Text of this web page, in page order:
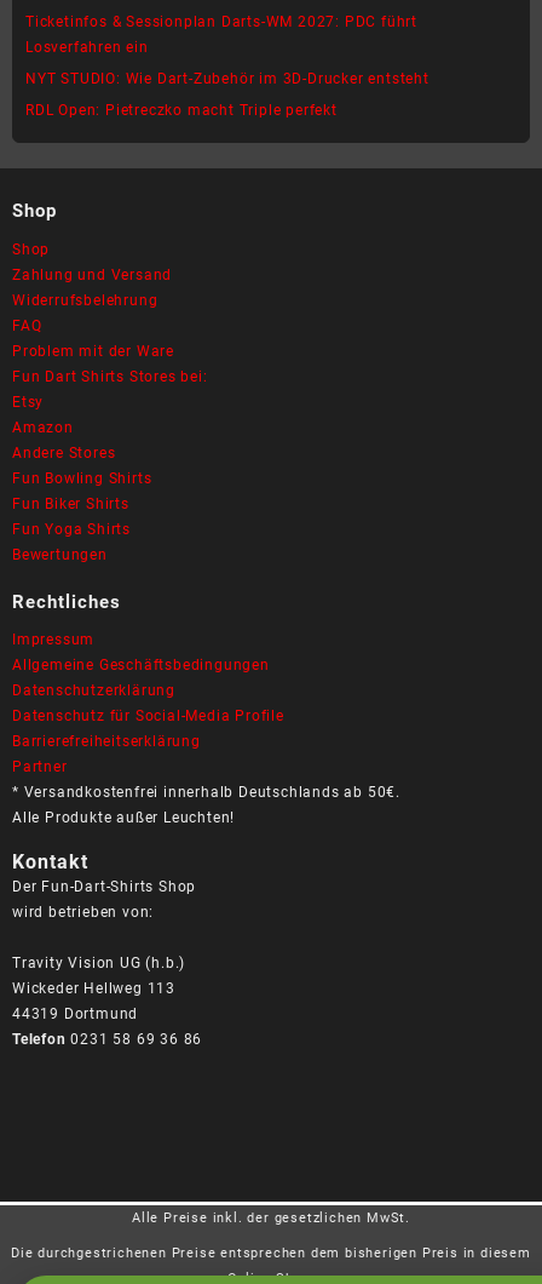
Ticketinfos & Sessionplan Darts-WM 2027: PDC führt
Losverfahren ein
NYT STUDIO: Wie Dart-Zubehör im 3D-Drucker entsteht
RDL Open: Pietreczko macht Triple perfekt
Shop
Shop
Zahlung und Versand
Widerrufsbelehrung
FAQ
Problem mit der Ware
Fun Dart Shirts Stores bei:
Etsy
Amazon
Andere Stores
Fun Bowling Shirts
Fun Biker Shirts
Fun Yoga Shirts
Bewertungen
Rechtliches
Impressum
Allgemeine Geschäftsbedingungen
Datenschutzerklärung
Datenschutz für Social-Media Profile
Barrierefreiheitserklärung
Partner
* Versandkostenfrei innerhalb Deutschlands ab 50€.
Alle Produkte außer Leuchten!
Kontakt
Der Fun-Dart-Shirts Shop
wird betrieben von:
Travity Vision UG (h.b.)
Wickeder Hellweg 113
44319 Dortmund
Telefon 0231 58 69 36 86
Alle Preise inkl. der gesetzlichen MwSt.
Die durchgestrichenen Preise entsprechen dem bisherigen Preis in diesem
Online-Shop.